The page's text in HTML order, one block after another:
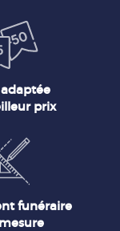
prix
funéraire